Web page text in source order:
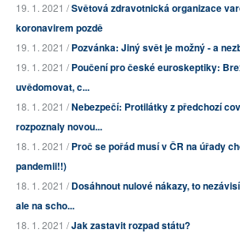
19. 1. 2021 /Světová zdravotnická organizace
koronavirem pozdě
19. 1. 2021 /Pozvánka: Jiný svět je možný - a
19. 1. 2021 /Poučení pro české euroskeptiky:
uvědomovat, c...
18. 1. 2021 /Nebezpečí: Protilátky z předchozí
rozpoznaly novou...
18. 1. 2021 /Proč se pořád musí v ČR na úřady
pandemii!!)
18. 1. 2021 /Dosáhnout nulové nákazy, to
ale na scho...
18. 1. 2021 /Jak zastavit rozpad státu?